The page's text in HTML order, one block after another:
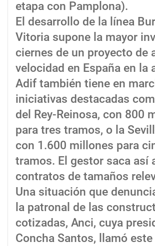
etapa con Pamplona).
El desarrollo de la línea
Vitoria supone la mayor
ciernes de un proyecto de
velocidad en España en la
Adif también tiene en
iniciativas destacadas
del Rey-Reinosa, con 800
para tres tramos, o la
con 1.600 millones para
tramos. El gestor saca así
contratos de tamaños
Una situación que
la patronal de las
cotizadas, Anci, cuya
Concha Santos, llamó